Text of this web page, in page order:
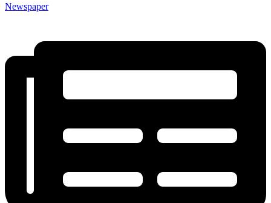
Newspaper